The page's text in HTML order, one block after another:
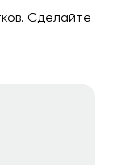
Сделайте